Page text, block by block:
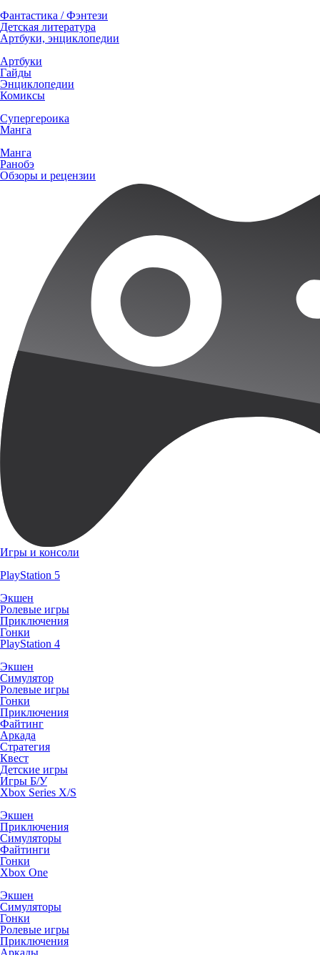
Фантастика / Фэнтези
Детская литература
Артбуки, энциклопедии
Артбуки
Гайды
Энциклопедии
Комиксы
Супергероика
Манга
Манга
Ранобэ
Обзоры и рецензии
Игры и консоли
PlayStation 5
Экшен
Ролевые игры
Приключения
Гонки
PlayStation 4
Экшен
Симулятор
Ролевые игры
Гонки
Приключения
Файтинг
Аркада
Стратегия
Квест
Детские игры
Игры Б/У
Xbox Series X/S
Экшен
Приключения
Симуляторы
Файтинги
Гонки
Xbox One
Экшен
Симуляторы
Гонки
Ролевые игры
Приключения
Аркады